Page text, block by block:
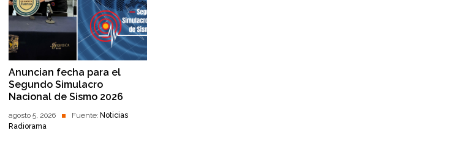
Anuncian fecha para el
Segundo Simulacro
Nacional de Sismo 2026
agosto 5, 2026 Fuente: Noticias
Radiorama